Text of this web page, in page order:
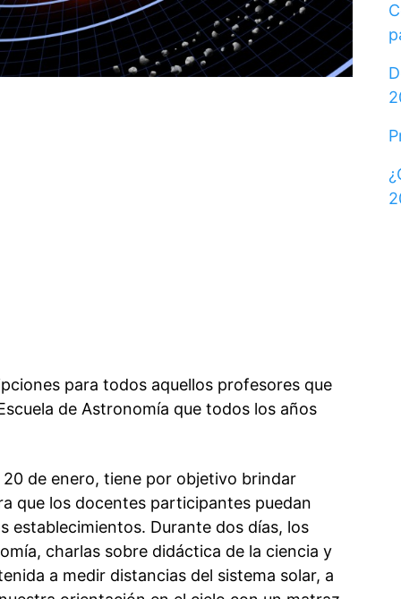
para todos aquellos profesores que
de Astronomía que todos los años
de enero, tiene por objetivo brindar
que los docentes participantes puedan
establecimientos. Durante dos días, los
charlas sobre didáctica de la ciencia y
a medir distancias del sistema solar, a